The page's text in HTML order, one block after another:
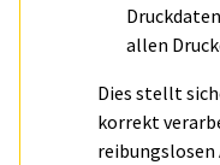
allen
Dies stellt
korrekt
reibungslosen